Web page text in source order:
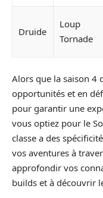
Druide
Loup
Tornade
Alors que la saison 4
opportunités et en
pour garantir une
vous optiez pour le
classe a des
vos aventures à
approfondir vos
builds et à découvrir